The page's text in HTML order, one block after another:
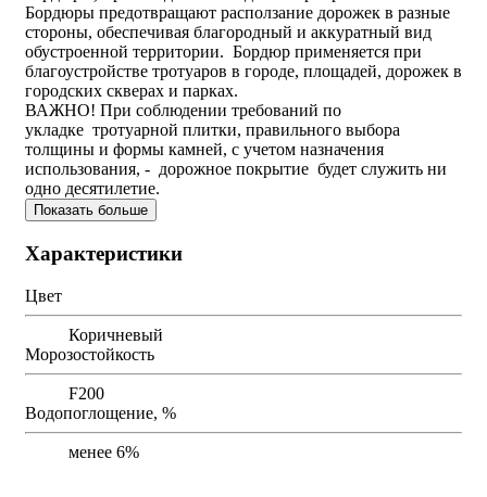
Бордюры предотвращают расползание дорожек в разные
стороны, обеспечивая благородный и аккуратный вид
обустроенной территории. Бордюр применяется при
благоустройстве тротуаров в городе, площадей, дорожек в
городских скверах и парках.
ВАЖНО! При соблюдении требований по
укладке тротуарной плитки, правильного выбора
толщины и формы камней, с учетом назначения
использования, - дорожное покрытие будет служить ни
одно десятилетие.
Показать больше
Характеристики
Цвет
Коричневый
Морозостойкость
F200
Водопоглощение, %
менее 6%